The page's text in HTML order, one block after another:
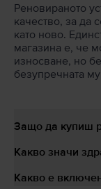
Реновираното
качество, за да
като ново.
магазина е, че
износване, но
безупречната
Защо да купиш
Какво значи
Какво е